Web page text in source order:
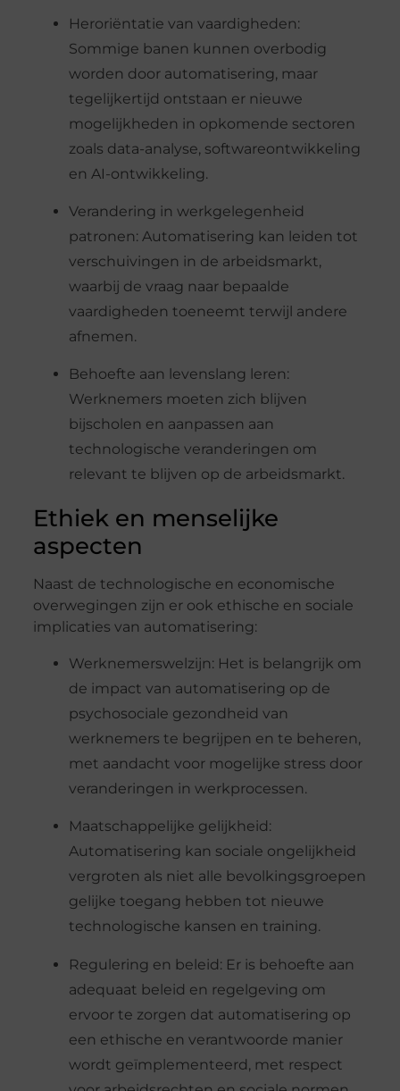
Heroriëntatie van vaardigheden:
Sommige banen kunnen overbodig
worden door automatisering, maar
tegelijkertijd ontstaan er nieuwe
mogelijkheden in opkomende sectoren
zoals data-analyse, softwareontwikkeling
en AI-ontwikkeling.
Verandering in werkgelegenheid
patronen: Automatisering kan leiden tot
verschuivingen in de arbeidsmarkt,
waarbij de vraag naar bepaalde
vaardigheden toeneemt terwijl andere
afnemen.
Behoefte aan levenslang leren:
Werknemers moeten zich blijven
bijscholen en aanpassen aan
technologische veranderingen om
relevant te blijven op de arbeidsmarkt.
Ethiek en menselijke
aspecten
Naast de technologische en economische
overwegingen zijn er ook ethische en sociale
implicaties van automatisering:
Werknemerswelzijn: Het is belangrijk om
de impact van automatisering op de
psychosociale gezondheid van
werknemers te begrijpen en te beheren,
met aandacht voor mogelijke stress door
veranderingen in werkprocessen.
Maatschappelijke gelijkheid:
Automatisering kan sociale ongelijkheid
vergroten als niet alle bevolkingsgroepen
gelijke toegang hebben tot nieuwe
technologische kansen en training.
Regulering en beleid: Er is behoefte aan
adequaat beleid en regelgeving om
ervoor te zorgen dat automatisering op
een ethische en verantwoorde manier
wordt geïmplementeerd, met respect